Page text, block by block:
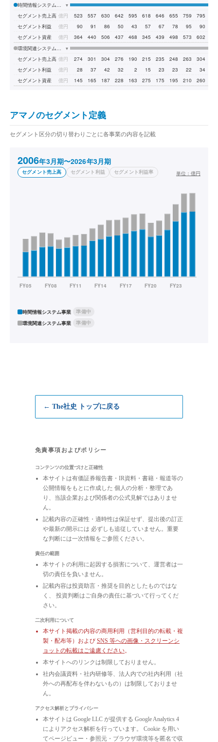
▾
セグメント売上高 億円 523 557 630 642 595 618 646 655 759 795
セグメント利益
億円 90 91 86 50 43 57 67 78 95 90
セグメント資産
億円 364 440 506 437 468 345 439 498 573 602
▾
セグメント売上高 億円 274 301 304 276 190 215 235 248 263 304
セグメント利益
億円 28 37 42 32 2 15 23 23 22 34
セグメント資産
億円 145 165 187 228 163 275 175 195 210 260
アマノのセグメント定義
セグメント区分の切り替わりごとに各事業の内容を記載
2006年3月期〜2026年3月期
セグメント売上高 セグメント利益 セグメント利益率 単位： 億円
時間情報システム事業
準備中
環境関連システム事業
準備中
← The社史 トップに戻る
免責事項およびポリシー
コンテンツの位置づけと正確性
本サイトは有価証券報告書・IR資料・書籍・報道等の
公開情報をもとに作成した 個人の分析・整理であ
り、当該企業および関係者の公式見解ではありませ
ん。
記載内容の正確性・適時性は保証せず、提出後の訂正
や最新の開示には 必ずしも追従していません。重要
な判断には一次情報をご参照ください。
責任の範囲
本サイトの利用に起因する損害について、運営者は一
切の責任を負いません。
記載内容は投資助言・推奨を目的としたものではな
く、 投資判断はご自身の責任に基づいて行ってくだ
さい。
二次利用について
本サイト掲載の内容の商用利用（営利目的の転載・複
製・配布等）および SNS 等への画像・スクリーンシ
ョットの転載はご遠慮ください。
本サイトへのリンクは制限しておりません。
社内会議資料・社内研修等、法人内での社内利用（社
外への再配布を伴わないもの）は制限しておりませ
ん。
アクセス解析とプライバシー
本サイトは Google LLC が提供する Google Analytics 4
によりアクセス解析を行っています。 Cookie を用い
てページビュー・参照元・ブラウザ環境等を匿名で収